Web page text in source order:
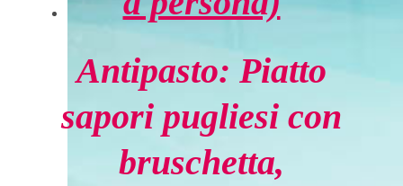
Antipasto: Piatto
sapori pugliesi con
bruschetta,